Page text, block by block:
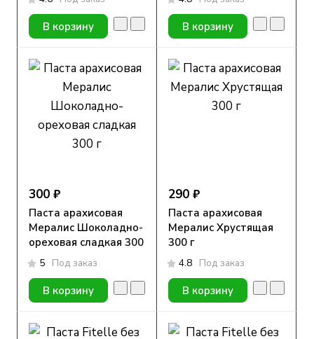
В корзину В корзину
300 ₽
Паста арахисовая
Мералис Шоколадно-
ореховая сладкая 300
г 5 Под заказ
В корзину
290 ₽
Паста арахисовая
Мералис Хрустящая
300 г
4.8 Под заказ
В корзину